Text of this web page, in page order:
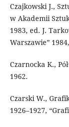
Czajkowski J.,
w Akademii
1983, ed. J.
Warszawie”
Czarnocka K.,
1962.
Czarski W.,
1926–1927,